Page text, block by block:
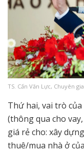
TS. Cấn Văn Lực, Chuyên
Thứ hai, vai trò
(thông qua cho
giá rẻ cho: xây
thuê/mua nhà ở